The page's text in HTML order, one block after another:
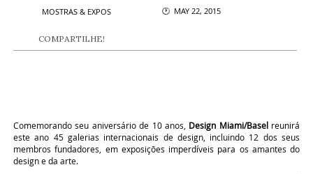
MOSTRAS & EXPOS 🕐 MAY 22, 2015
COMPARTILHE!
Comemorando seu aniversário de 10 anos, Design Miami/Baselreunirá
este ano 45 galerias internacionais de design, incluindo 12 dos seus
membros fundadores, em exposições imperdíveis para os amantes do
design e da arte.